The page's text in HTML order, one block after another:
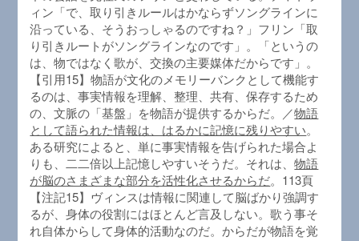
ィン「で、取り引きルールはかならずソングラインに
沿っている、そうおっしゃるのですね？」フリン「取
り引きルートがソングラインなのです」。「というの
は、物ではなく歌が、交換の主要媒体だからです」。
【引用15】物語が文化のメモリーバンクとして機能す
るのは、事実情報を理解、整理、共有、保存するため
の、文脈の「基盤」を物語が提供するからだ。／物語
として語られた情報は、はるかに記憶に残りやすい。
ある研究によると、単に事実情報を告げられた場合よ
りも、二二倍以上記憶しやすいそうだ。それは、物語
が脳のさまざまな部分を活性化させるからだ。113頁
【注記15】ヴィンスは情報に関連して脳ばかり強調す
るが、身体の役割にはほとんど言及しない。歌う事そ
れ自体からして身体的活動なのだ。からだが物語を覚